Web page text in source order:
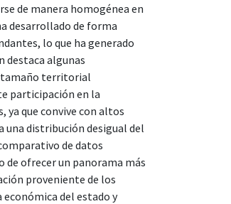
de manera homogénea en
desarrollado de forma
lo que ha generado
destaca algunas
tamaño territorial
participación en la
que convive con altos
una distribución desigual del
de datos
de ofrecer un panorama más
proveniente de los
económica del estado y